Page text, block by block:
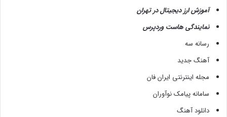
آموزش ارز دیجیتال در تهران
نمایندگی هاست وردپرس
رسانه سه
آهنگ جدید
مجله اینترنتی ایران فان
سامانه پیامک نوآوران
دانلود آهنگ